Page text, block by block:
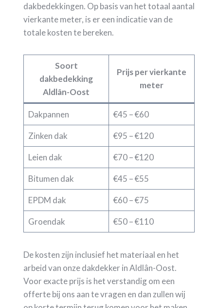
dakbedekkingen. Op basis van het totaal aantal
vierkante meter, is er een indicatie van de
totale kosten te bereken.
Soort
dakbedekking
Aldlân-Oost
Prijs per vierkante
meter
Dakpannen €45 – €60
Zinken dak €95 – €120
Leien dak €70 – €120
Bitumen dak €45 – €55
EPDM dak €60 – €75
Groendak €50 – €110
De kosten zijn inclusief het materiaal en het
arbeid van onze dakdekker in Aldlân-Oost.
Voor exacte prijs is het verstandig om een
offerte bij ons aan te vragen en dan zullen wij